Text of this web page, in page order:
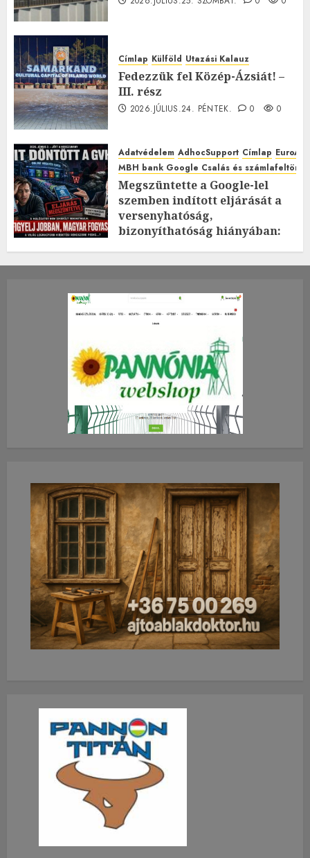
Címlap Külföld Utazási Kalauz
Fedezzük fel Közép-Ázsiát! –
III. rész
2026.JÚLIUS.24. PÉNTEK. 0 0
Adatvédelem AdhocSupport Címlap
MBH bank Google Csalás és
Megszüntette a Google-lel
szemben indított eljárását a
versenyhatóság,
bizonyíthatóság hiányában:
2026.JÚLIUS.23. CSÜTÖRTÖK.
0